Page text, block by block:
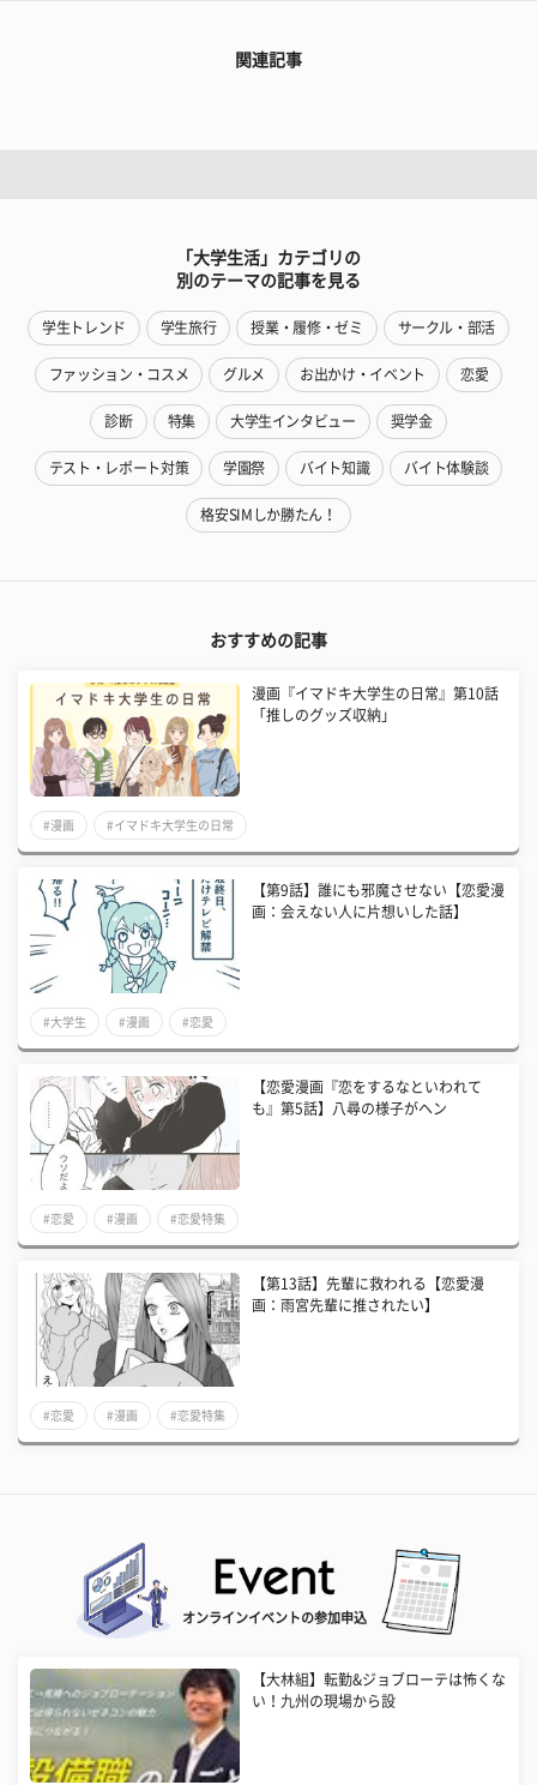
関連記事
「大学生活」カテゴリの
別のテーマの記事を見る
学生トレンド 学生旅行 授業・履修・ゼミ サークル・部活
ファッション・コスメ グルメ お出かけ・イベント 恋愛
診断 特集 大学生インタビュー 奨学金
テスト・レポート対策 学園祭 バイト知識 バイト体験談
格安SIMしか勝たん！
おすすめの記事
漫画『イマドキ大学生の日常』第10話
「推しのグッズ収納」
#漫画 #イマドキ大学生の日常
【第9話】誰にも邪魔させない【恋愛漫
画：会えない人に片想いした話】
#大学生 #漫画 #恋愛
【恋愛漫画『恋をするなといわれて
も』第5話】八尋の様子がヘン
#恋愛 #漫画 #恋愛特集
【第13話】先輩に救われる【恋愛漫
画：雨宮先輩に推されたい】
#恋愛 #漫画 #恋愛特集
オンラインイベントの参加申込
【大林組】転勤&ジョブローテは怖くな
い！九州の現場から設